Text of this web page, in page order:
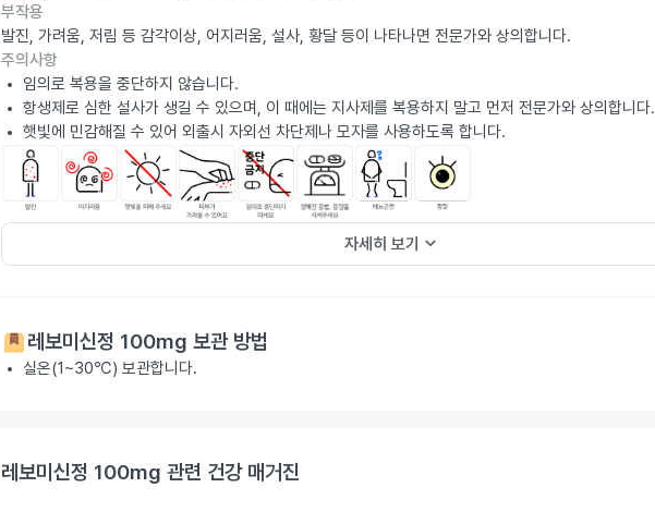
부작용
발진, 가려움, 저림 등 감각이상, 어지러움, 설사, 황달 등이 나타나면 전문가와 상의합니다.
주의사항
임의로 복용을 중단하지 않습니다.
항생제로 심한 설사가 생길 수 있으며, 이 때에는 지사제를 복용하지 말고 먼저 전문가와 상의합니다.
햇빛에 민감해질 수 있어 외출시 자외선 차단제나 모자를 사용하도록 합니다.
자세히 보기 keyboard_arrow_down
레보미신정 100mg 보관 방법
실온(1~30℃) 보관합니다.
레보미신정 100mg 관련 건강 매거진